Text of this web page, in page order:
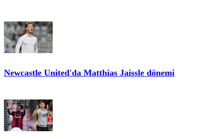
Newcastle United'da Matthias Jaissle dönemi